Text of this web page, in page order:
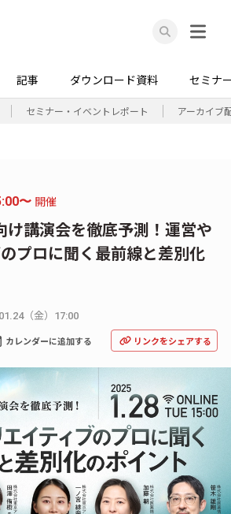
記事 ダウンロード資料 セミナ
セミナー・イベントレポート アーカイブ
〜 開催
講演会を徹底予測！運営や
プロに聞く最前線と差別化
（金） 17:00
カレンダーに追加する リンクをシェアする